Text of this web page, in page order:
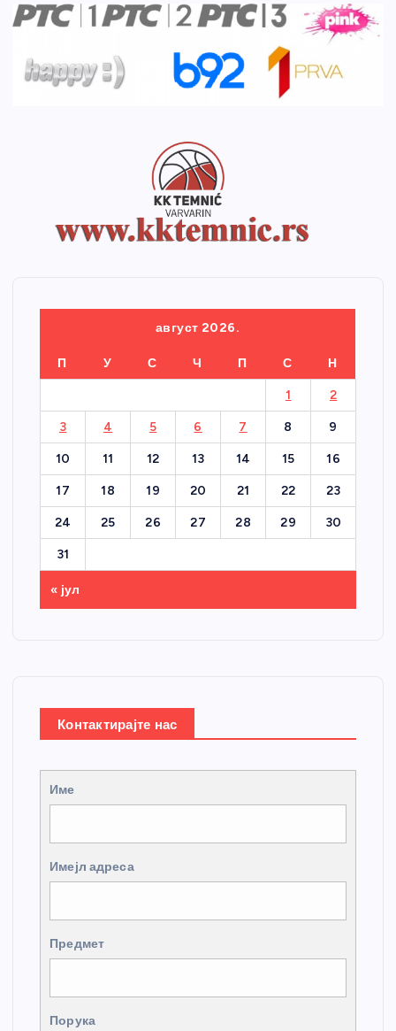
август 2026.
П У С Ч П С Н
1 2
3 4 5 6 7 8 9
10 11 12 13 14 15 16
17 18 19 20 21 22 23
24 25 26 27 28 29 30
31
« јул
Контактирајте нас
Име
Имејл адреса
Предмет
Порука